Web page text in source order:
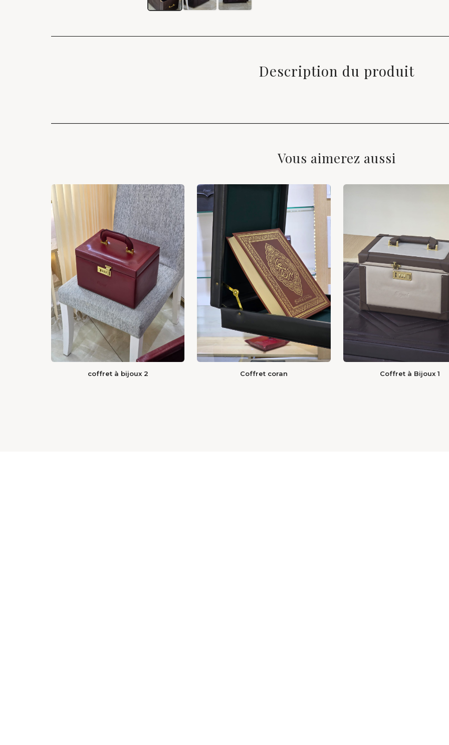
Description du produit
Vous aimerez aussi
coffret à bijoux 2 Coffret coran Coffret à Bijoux 1